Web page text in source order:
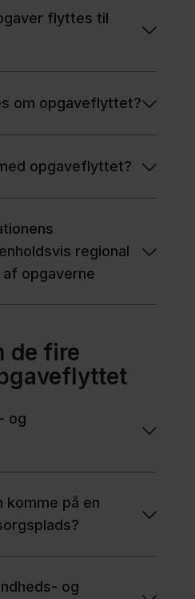
flyttes til
om opgaveflyttet?
opgaveflyttet?
regional
opgaverne
de fire
og
komme på en
og